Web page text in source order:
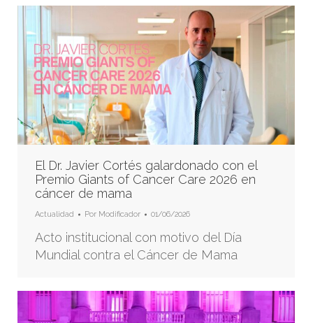
El Dr. Javier Cortés galardonado con el
Premio Giants of Cancer Care 2026 en
cáncer de mama
Actualidad Por Modificador 01/06/2026
Acto institucional con motivo del Día
Mundial contra el Cáncer de Mama